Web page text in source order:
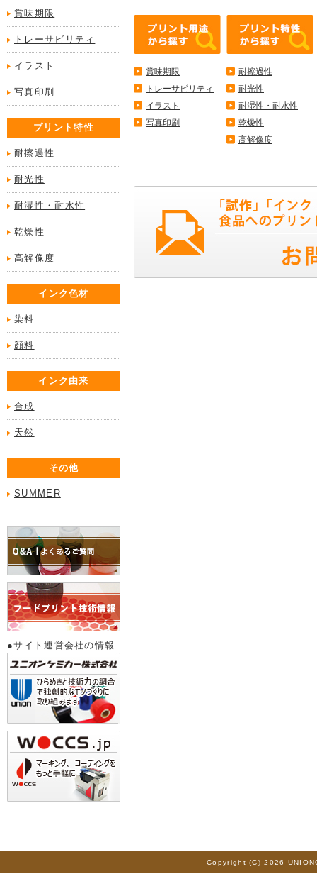
賞味期限
トレーサビリティ
イラスト
写真印刷
プリント特性
耐擦過性
耐光性
耐湿性・耐水性
乾燥性
高解像度
インク色材
染料
顔料
インク由来
合成
天然
その他
SUMMER
●サイト運営会社の情報
賞味期限
トレーサビリティ
イラスト
写真印刷
耐擦過性
耐光性
耐湿性・耐水性
乾燥性
高解像度
Copyright (C) 2026